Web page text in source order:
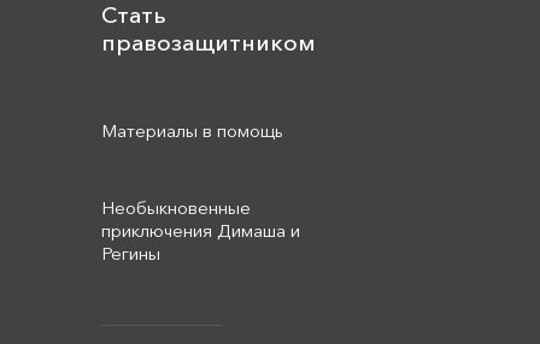
Стать
правозащитником
Материалы в помощь
Необыкновенные
приключения Димаша и
Регины